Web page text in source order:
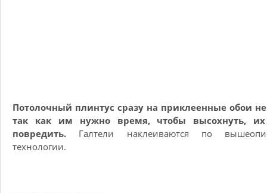
Потолочный плинтус сразу на приклеенные обои не
так как им нужно время, чтобы высохнуть, их
повредить. Галтели наклеиваются по
технологии.